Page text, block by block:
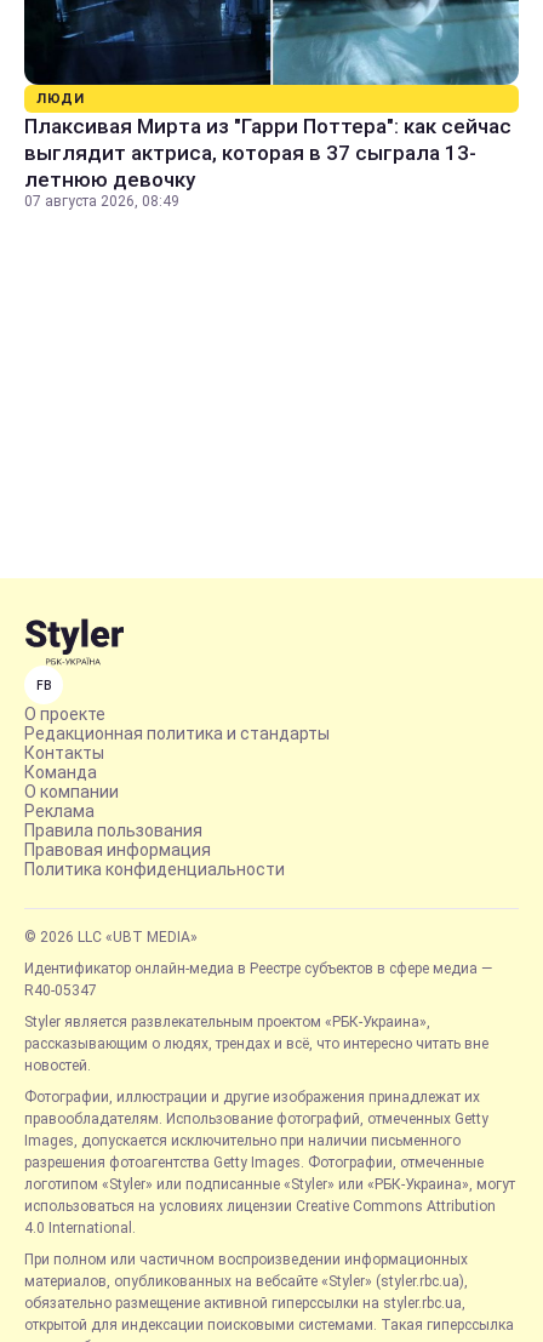
ЛЮДИ
Плаксивая Мирта из "Гарри Поттера": как сейчас
выглядит актриса, которая в 37 сыграла 13-
летнюю девочку
07 августа 2026, 08:49
FB
О проекте
Редакционная политика и стандарты
Контакты
Команда
О компании
Реклама
Правила пользования
Правовая информация
Политика конфиденциальности
© 2026 LLC «UBT MEDIA»
Идентификатор онлайн-медиа в Реестре субъектов в сфере медиа —
R40-05347
Styler является развлекательным проектом «РБК-Украина»,
рассказывающим о людях, трендах и всё, что интересно читать вне
новостей.
Фотографии, иллюстрации и другие изображения принадлежат их
правообладателям. Использование фотографий, отмеченных Getty
Images, допускается исключительно при наличии письменного
разрешения фотоагентства Getty Images. Фотографии, отмеченные
логотипом «Styler» или подписанные «Styler» или «РБК-Украина», могут
использоваться на условиях лицензии Creative Commons Attribution
4.0 International.
При полном или частичном воспроизведении информационных
материалов, опубликованных на вебсайте «Styler» (styler.rbc.ua),
обязательно размещение активной гиперссылки на styler.rbc.ua,
открытой для индексации поисковыми системами. Такая гиперссылка